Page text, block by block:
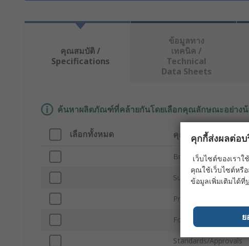
คุณสมบัติ /
Specifications
ข้อมูลทาง
เทคนิค /
Technical
Data Sheets
ค้นหาผลิตภัณฑ์ที่คล้ายกันโดยเลือกคุณลักษณะอย่างน้
เลือกทั้งหมด คุณลักษณะ
Brand
Sub Type
Product Type
For Use With
Standards/Approvals
คุกกี้ส่งผลต่อ
เว็บไซต์ของเรา
คุณใช้เว็บไซต์หรื
ข้อมูลเพิ่มเติมได้ที่